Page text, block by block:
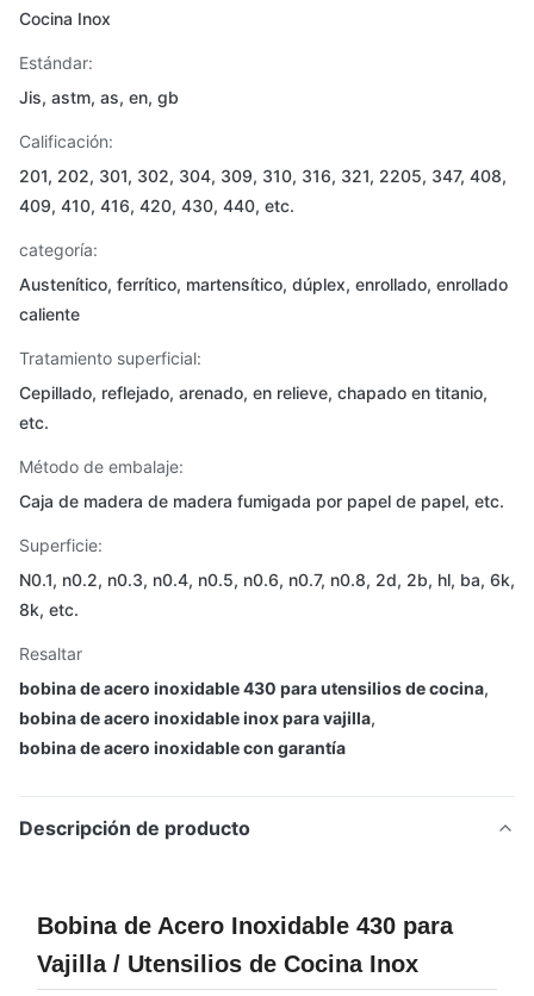
Cocina Inox
Estándar:
Jis, astm, as, en, gb
Calificación:
201, 202, 301, 302, 304, 309, 310, 316, 321, 2205, 347, 408,
409, 410, 416, 420, 430, 440, etc.
categoría:
Austenítico, ferrítico, martensítico, dúplex, enrollado, enrollado
caliente
Tratamiento superficial:
Cepillado, reflejado, arenado, en relieve, chapado en titanio,
etc.
Método de embalaje:
Caja de madera de madera fumigada por papel de papel, etc.
Superficie:
N0.1, n0.2, n0.3, n0.4, n0.5, n0.6, n0.7, n0.8, 2d, 2b, hl, ba, 6k,
8k, etc.
Resaltar
bobina de acero inoxidable 430 para utensilios de cocina,
bobina de acero inoxidable inox para vajilla,
bobina de acero inoxidable con garantía
Descripción de producto
Bobina de Acero Inoxidable 430 para
Vajilla / Utensilios de Cocina Inox